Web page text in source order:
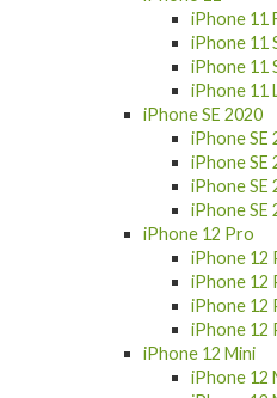
iPhone 11
iPhone 11
iPhone 11
iPhone 11
iPhone SE 2020
iPhone SE
iPhone SE
iPhone SE
iPhone SE
iPhone 12 Pro
iPhone 12
iPhone 12
iPhone 12
iPhone 12
iPhone 12 Mini
iPhone 12